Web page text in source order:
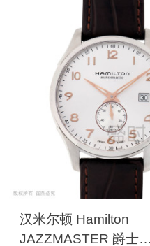
汉米尔顿 Hamilton
JAZZMASTER 爵士